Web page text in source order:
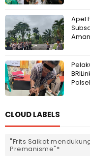
Apel
CLOUD LABELS
"Frits Saikat
Premanisme"*